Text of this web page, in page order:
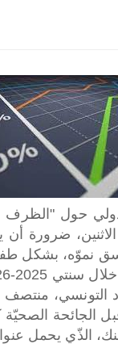
حول "الظرف
ضرورة أن
نموّه، بشكل
الجائحة الصحيّة
الذّي يحمل